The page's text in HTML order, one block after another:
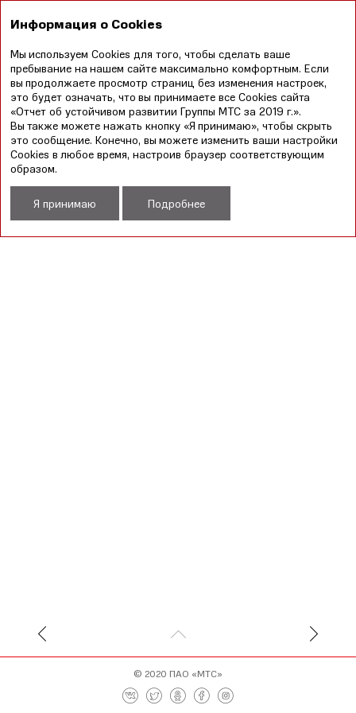
Годовой отчет
2019
Отчет в области устойчивого
развития 2019
УКАЗАТЕЛЬ ESG
СКАЧАТЬ XLS
© 2020 ПАО «МТС»
Информация о Cookies
Мы используем Cookies для того, чтобы сделать ваше
пребывание на нашем сайте максимально комфортным. Если
вы продолжаете просмотр страниц без изменения настроек,
это будет означать, что вы принимаете все Cookies сайта
«Отчет об устойчивом развитии Группы МТС за 2019 г.».
Вы также можете нажать кнопку «Я принимаю», чтобы скрыть
это сообщение. Конечно, вы можете изменить ваши настройки
Cookies в любое время, настроив браузер соответствующим
образом.
Я принимаю Подробнее